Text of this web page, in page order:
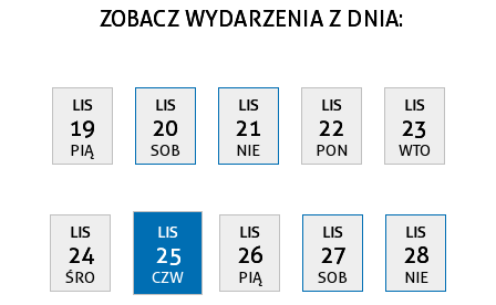
ZOBACZ WYDARZENIA Z DNIA:
LIS
19
PIĄ
LIS
20
SOB
LIS
21
NIE
LIS
22
PON
LIS
23
WTO
LIS
24
ŚRO
LIS
25
CZW
LIS
26
PIĄ
LIS
27
SOB
LIS
28
NIE